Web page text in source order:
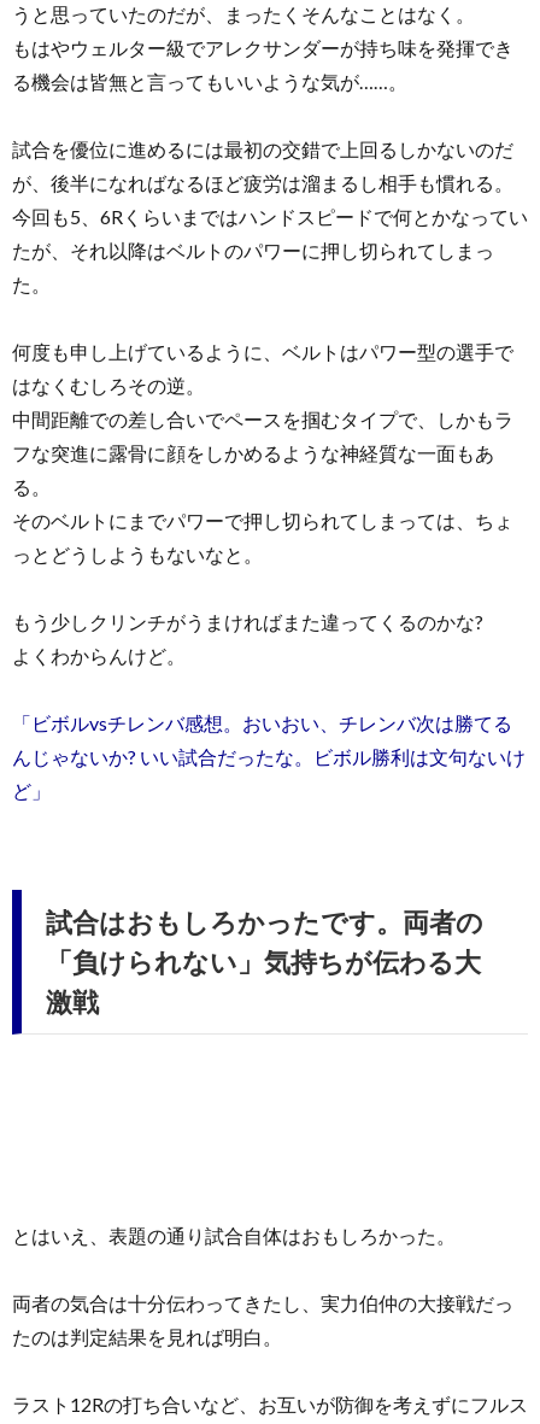
うと思っていたのだが、まったくそんなことはなく。
もはやウェルター級でアレクサンダーが持ち味を発揮でき
る機会は皆無と言ってもいいような気が……。
試合を優位に進めるには最初の交錯で上回るしかないのだ
が、後半になればなるほど疲労は溜まるし相手も慣れる。
今回も5、6Rくらいまではハンドスピードで何とかなってい
たが、それ以降はベルトのパワーに押し切られてしまっ
た。
何度も申し上げているように、ベルトはパワー型の選手で
はなくむしろその逆。
中間距離での差し合いでペースを掴むタイプで、しかもラ
フな突進に露骨に顔をしかめるような神経質な一面もあ
る。
そのベルトにまでパワーで押し切られてしまっては、ちょ
っとどうしようもないなと。
もう少しクリンチがうまければまた違ってくるのかな?
よくわからんけど。
「ビボルvsチレンバ感想。おいおい、チレンバ次は勝てる
んじゃないか? いい試合だったな。ビボル勝利は文句ないけ
ど」
試合はおもしろかったです。両者の
「負けられない」気持ちが伝わる大
激戦
とはいえ、表題の通り試合自体はおもしろかった。
両者の気合は十分伝わってきたし、実力伯仲の大接戦だっ
たのは判定結果を見れば明白。
ラスト12Rの打ち合いなど、お互いが防御を考えずにフルス